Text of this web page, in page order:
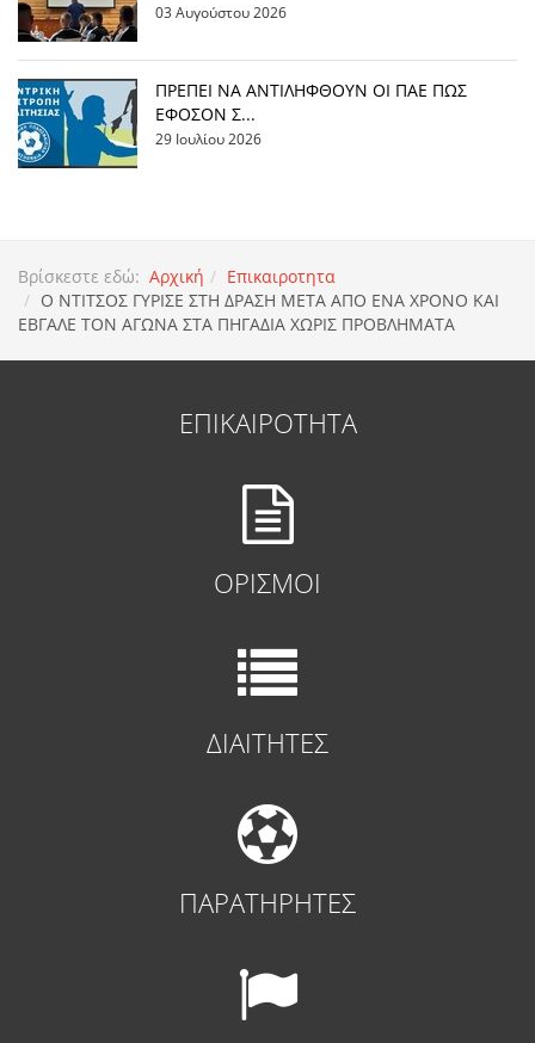
03 Αυγούστου 2026
ΠΡΕΠΕΙ ΝΑ ΑΝΤΙΛΗΦΘΟΥΝ ΟΙ ΠΑΕ ΠΩΣ
ΕΦΟΣΟΝ Σ...
29 Ιουλίου 2026
Βρίσκεστε εδώ: Αρχική
Επικαιροτητα
O NTITΣΟΣ ΓΥΡΙΣΕ ΣΤΗ ΔΡΑΣΗ ΜΕΤΑ ΑΠΟ ΕΝΑ ΧΡΟΝΟ ΚΑΙ
ΕΒΓΑΛΕ ΤΟΝ ΑΓΩΝΑ ΣΤΑ ΠΗΓΑΔΙΑ ΧΩΡΙΣ ΠΡΟΒΛΗΜΑΤΑ
ΕΠΙΚΑΙΡΟΤΗΤΑ
ΟΡΙΣΜΟΙ
ΔΙΑΙΤΗΤΕΣ
ΠΑΡΑΤΗΡΗΤΕΣ